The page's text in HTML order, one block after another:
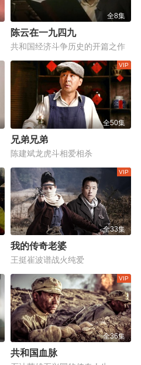
全8集
陈云在一九四九
共和国经济斗争历史的开篇之作
全50集
兄弟兄弟
陈建斌龙虎斗相爱相杀
全33集
我的传奇老婆
王挺崔波谱战火纯爱
全36集
共和国血脉